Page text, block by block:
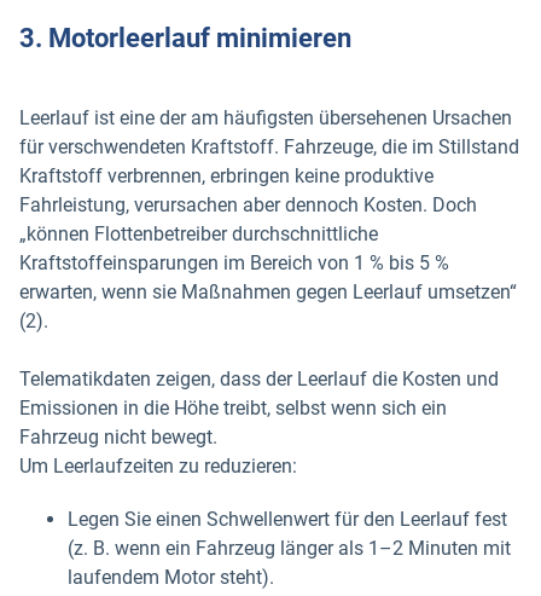
3. Motorleerlauf minimieren
Leerlauf ist eine der am häufigsten übersehenen Ursachen
für verschwendeten Kraftstoff. Fahrzeuge, die im Stillstand
Kraftstoff verbrennen, erbringen keine produktive
Fahrleistung, verursachen aber dennoch Kosten. Doch
„können Flottenbetreiber durchschnittliche
Kraftstoffeinsparungen im Bereich von 1 % bis 5 %
erwarten, wenn sie Maßnahmen gegen Leerlauf umsetzen“
(2).
Telematikdaten zeigen, dass der Leerlauf die Kosten und
Emissionen in die Höhe treibt, selbst wenn sich ein
Fahrzeug nicht bewegt.
Um Leerlaufzeiten zu reduzieren:
Legen Sie einen Schwellenwert für den Leerlauf fest
(z. B. wenn ein Fahrzeug länger als 1–2 Minuten mit
laufendem Motor steht).